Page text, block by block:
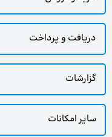
دریافت و پرداخت
گزارشات
سایر امکانات